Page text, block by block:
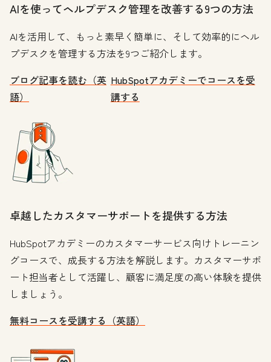
AIを使ってヘルプデスク管理を改善する9つの方法
AIを活用して、もっと素早く簡単に、そして効率的にヘル
プデスクを管理する方法を9つご紹介します。
ブログ記事を読む（英
語）
HubSpotアカデミーでコースを受
講する
卓越したカスタマーサポートを提供する方法
HubSpotアカデミーのカスタマーサービス向けトレーニン
グコースで、成長する方法を解説します。カスタマーサポ
ート担当者として活躍し、顧客に満足度の高い体験を提供
しましょう。
無料コースを受講する（英語）